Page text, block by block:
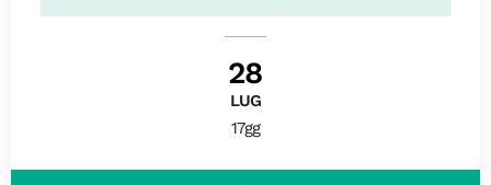
28
LUG
17gg